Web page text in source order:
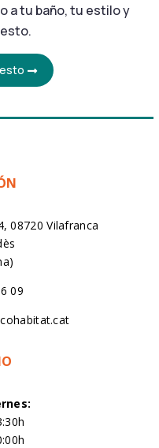
a tu baño, tu estilo y
08720 Vilafranca
09